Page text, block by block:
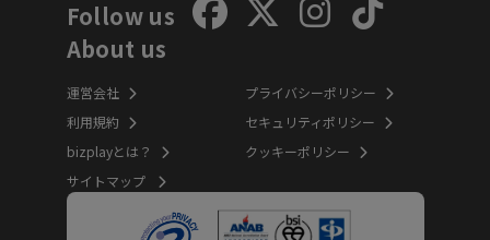
Follow us
About us
運営会社
利用規約
bizplayとは？
サイトマップ
プライバシーポリシー
セキュリティポリシー
クッキーポリシー